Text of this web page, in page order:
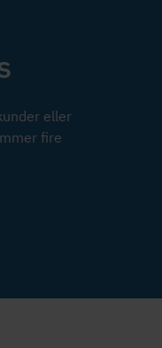
eller
fire